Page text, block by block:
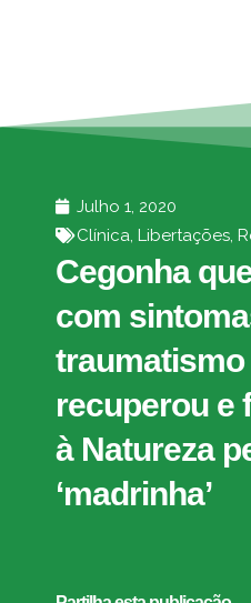
Julho 1, 2020
Clínica, Libertações,
Cegonha
com
recuperou e
à Natureza
‘madrinha’